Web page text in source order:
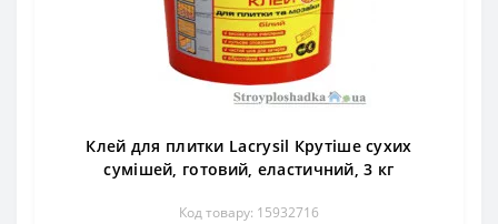
Клей для плитки Lacrysil Крутіше сухих
сумішей, готовий, еластичний, 3 кг
Код товару: 15932716